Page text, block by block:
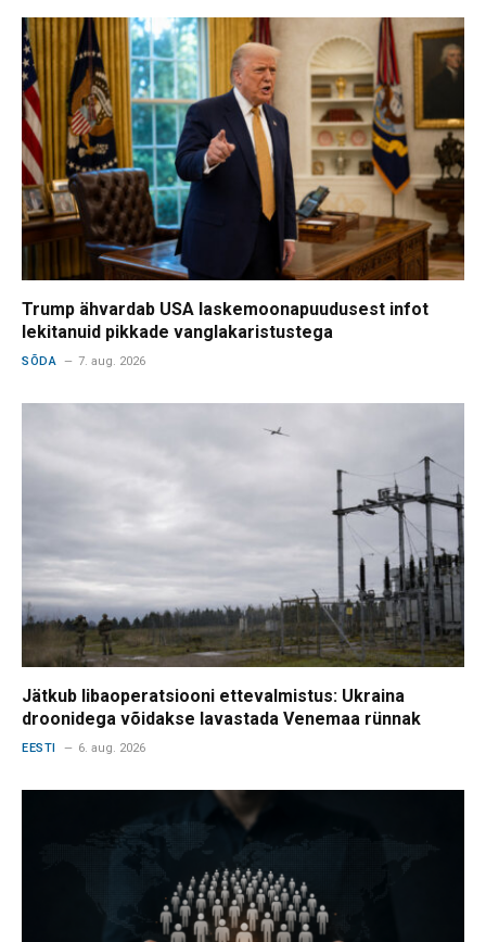
Trump ähvardab USA laskemoonapuudusest infot
lekitanuid pikkade vanglakaristustega
SÕDA 7. aug. 2026
Jätkub libaoperatsiooni ettevalmistus: Ukraina
droonidega võidakse lavastada Venemaa rünnak
EESTI 6. aug. 2026